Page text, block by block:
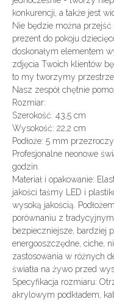
konkurencji, a także jest
Nie będzie można przejść
prezent do pokoju
doskonałym elementem
zdjęcia Twoich klientów
to my tworzymy
Nasz zespół chętnie
Rozmiar:
Szerokość: 43,5 cm
Wysokość: 22,2 cm
Podłoże: 5 mm
Profesjonalne neonowe
godzin.
Materiał i opakowanie:
jakości taśmy LED i
wysoką jakością.
porównaniu z
bezpieczniejsze, bardziej
energooszczędne, ciche,
zastosowania w różnych
światła na żywo przed
Specyfikacja rozmiaru:
akrylowym podkładem,